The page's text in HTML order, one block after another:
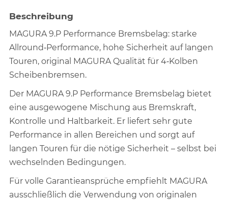
Beschreibung
MAGURA 9.P Performance Bremsbelag: starke
Allround‑Performance, hohe Sicherheit auf langen
Touren, original MAGURA Qualität für 4‑Kolben
Scheibenbremsen.
Der MAGURA 9.P Performance Bremsbelag bietet
eine ausgewogene Mischung aus Bremskraft,
Kontrolle und Haltbarkeit. Er liefert sehr gute
Performance in allen Bereichen und sorgt auf
langen Touren für die nötige Sicherheit – selbst bei
wechselnden Bedingungen.
Für volle Garantieansprüche empfiehlt MAGURA
ausschließlich die Verwendung von originalen